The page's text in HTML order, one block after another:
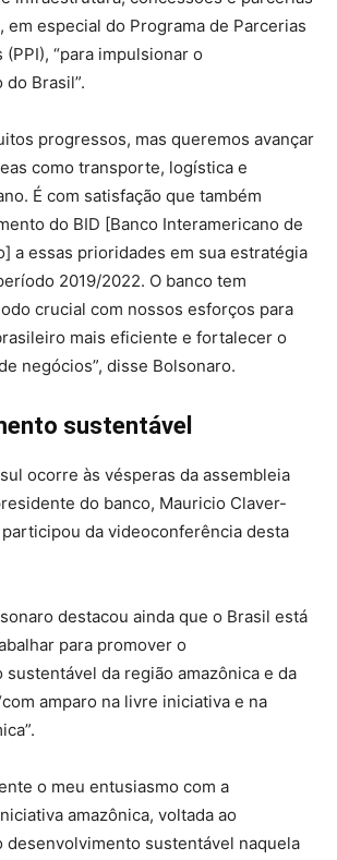
em especial do Programa de Parcerias
“para impulsionar o
Brasil”.
progressos, mas queremos avançar
como transporte, logística e
É com satisfação que também
do BID [Banco Interamericano de
a essas prioridades em sua estratégia
2019/2022. O banco tem
crucial com nossos esforços para
mais eficiente e fortalecer o
negócios”, disse Bolsonaro.
sustentável
ocorre às vésperas da assembleia
do banco, Mauricio Claver-
da videoconferência desta
destacou ainda que o Brasil está
para promover o
da região amazônica e da
amparo na livre iniciativa e na
o meu entusiasmo com a
amazônica, voltada ao
desenvolvimento sustentável naquela